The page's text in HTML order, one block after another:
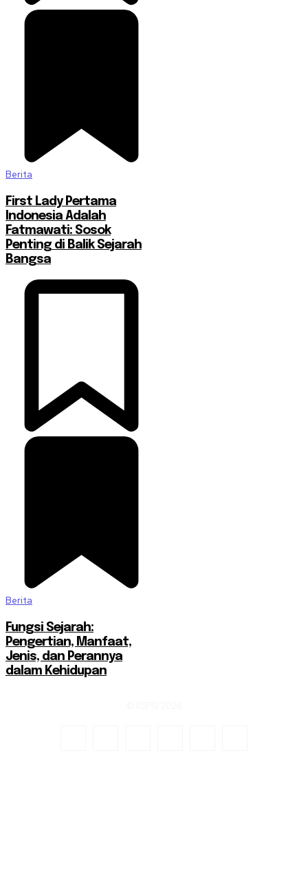
Berita
First Lady Pertama
Indonesia Adalah
Fatmawati: Sosok
Penting di Balik Sejarah
Bangsa
Berita
Fungsi Sejarah:
Pengertian, Manfaat,
Jenis, dan Perannya
dalam Kehidupan